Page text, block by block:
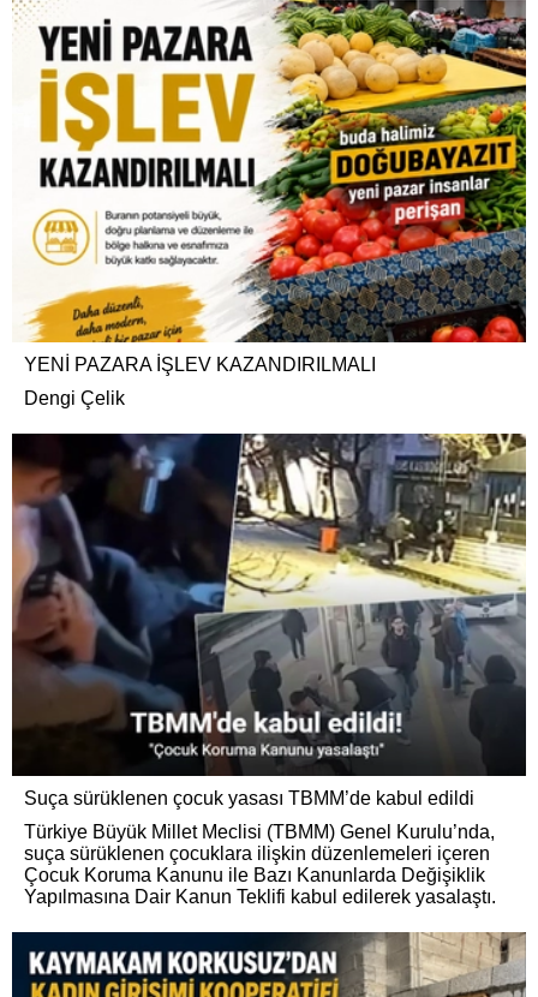
YENİ PAZARA İŞLEV KAZANDIRILMALI
Dengi Çelik
Suça sürüklenen çocuk yasası TBMM’de kabul edildi
Türkiye Büyük Millet Meclisi (TBMM) Genel Kurulu’nda,
suça sürüklenen çocuklara ilişkin düzenlemeleri içeren
Çocuk Koruma Kanunu ile Bazı Kanunlarda Değişiklik
Yapılmasına Dair Kanun Teklifi kabul edilerek yasalaştı.